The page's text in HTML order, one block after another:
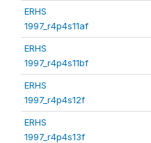
ERHS
1997_r4p4s11af
ERHS
1997_r4p4s11bf
ERHS
1997_r4p4s12f
ERHS
1997_r4p4s13f